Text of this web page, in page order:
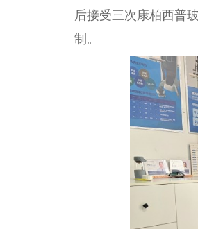
后接受三次康柏西普
制。